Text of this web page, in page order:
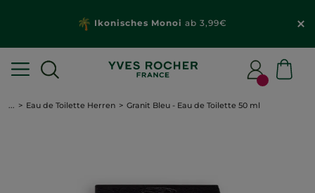
Ikonisches Monoi ab 3,99€
... Eau de Toilette Herren Granit Bleu - Eau de Toilette 50 ml